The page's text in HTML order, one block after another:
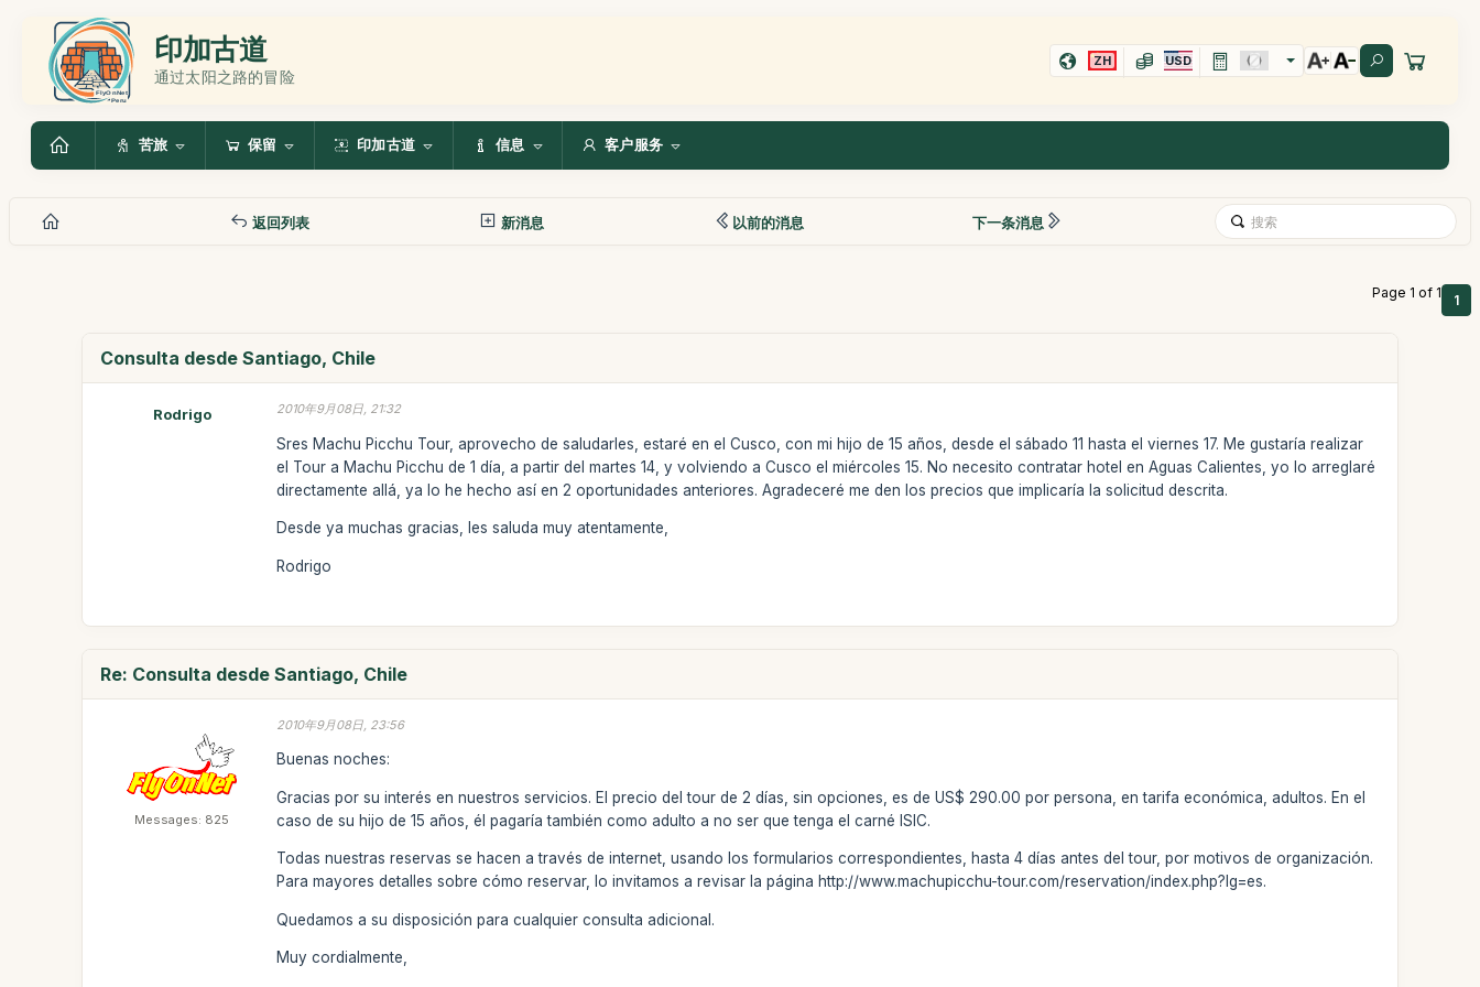
印加古道
通过太阳之路的冒险
ZH USD
苦旅 保留 印加古道 信息 客户服务
返回列表 新消息 以前的消息 下一条消息
Page 1 of 1 1
Consulta desde Santiago, Chile
Rodrigo 2010年9月08日, 21:32
Sres Machu Picchu Tour, aprovecho de saludarles, estaré en el Cusco, con mi hijo de 15 años, desde el sábado 11 hasta el viernes 17. Me gustaría realizar
el Tour a Machu Picchu de 1 día, a partir del martes 14, y volviendo a Cusco el miércoles 15. No necesito contratar hotel en Aguas Calientes, yo lo arreglaré
directamente allá, ya lo he hecho así en 2 oportunidades anteriores. Agradeceré me den los precios que implicaría la solicitud descrita.
Desde ya muchas gracias, les saluda muy atentamente,
Rodrigo
Re: Consulta desde Santiago, Chile
Messages: 825
2010年9月08日, 23:56
Buenas noches:
Gracias por su interés en nuestros servicios. El precio del tour de 2 días, sin opciones, es de US$ 290.00 por persona, en tarifa económica, adultos. En el
caso de su hijo de 15 años, él pagaría también como adulto a no ser que tenga el carné ISIC.
Todas nuestras reservas se hacen a través de internet, usando los formularios correspondientes, hasta 4 días antes del tour, por motivos de organización.
Para mayores detalles sobre cómo reservar, lo invitamos a revisar la página http://www.machupicchu-tour.com/reservation/index.php?lg=es.
Quedamos a su disposición para cualquier consulta adicional.
Muy cordialmente,